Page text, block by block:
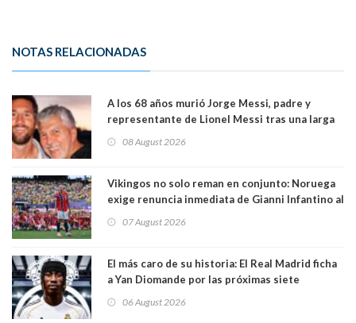
NOTAS RELACIONADAS
A los 68 años murió Jorge Messi, padre y
representante de Lionel Messi tras una larga
08 August 2026
Vikingos no solo reman en conjunto: Noruega
exige renuncia inmediata de Gianni Infantino al
07 August 2026
El más caro de su historia: El Real Madrid ficha
a Yan Diomande por las próximas siete
06 August 2026